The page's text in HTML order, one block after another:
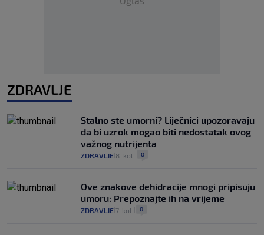
ZDRAVLJE
Stalno ste umorni? Liječnici upozoravaju
da bi uzrok mogao biti nedostatak ovog
važnog nutrijenta
ZDRAVLJE 8. kol. 0
Ove znakove dehidracije mnogi pripisuju
umoru: Prepoznajte ih na vrijeme
ZDRAVLJE 7. kol. 0